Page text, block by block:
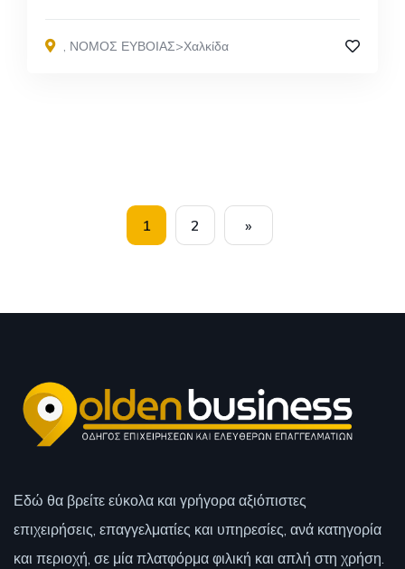
ΝΟΜΟΣ ΕΥΒΟΙΑΣ>Χαλκίδα
1 2 »
Εδώ θα βρείτε εύκολα και γρήγορα αξιόπιστες
επιχειρήσεις, επαγγελματίες και υπηρεσίες, ανά κατηγορία
και περιοχή, σε μία πλατφόρμα φιλική και απλή στη χρήση.